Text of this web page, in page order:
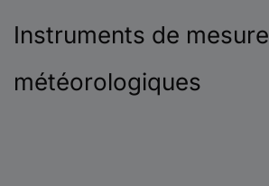
Instruments de mesure
météorologiques